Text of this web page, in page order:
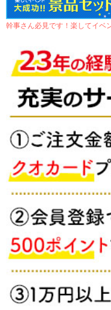
幹事さん必見です！楽してイベ